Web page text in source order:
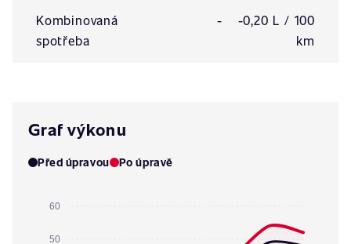
Kombinovaná
spotřeba
-
-0,20 L / 100
km
Graf výkonu
Před úpravou Po úpravě
60
50